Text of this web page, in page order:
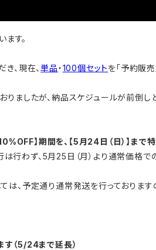
す。
、現在、単品・100個セットを「予約販売
したが、納品スケジュールが前倒し
10%OFF】期間を、【5月24日（日）】まで
行わず、5月25日（月）より通常価格で
、予定通り通常発送を行っております
（5/24まで延長）